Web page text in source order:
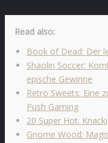
Read also:
Book of Dead: Der
Shaolin Soccer:
epische Gewinne
Retro Sweets: Eine
Push Gaming
20 Super Hot:
Gnome Wood: